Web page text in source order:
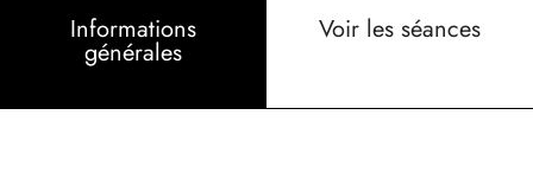
Informations
générales
Voir les séances